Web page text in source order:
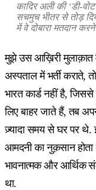
कादिर अली की ‘डी-
सचमुच भीतर से तोड़
में वे दोबारा मतदान
मुझे उस आख़िरी मुलाक़ात
अस्पताल में भर्ती कराते,
भारत कार्ड नहीं है,
लिए बाहर जाते हैं, तब
ज़्यादा समय से घर पर थे.
आमदनी का नुक़सान होता
भावनात्मक और आर्थिक
था.